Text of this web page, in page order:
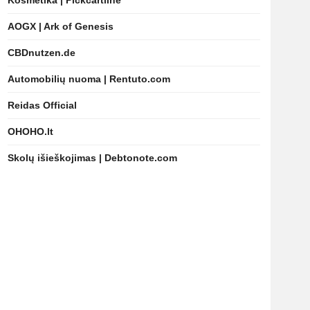
AOGX | Ark of Genesis
CBDnutzen.de
Automobilių nuoma | Rentuto.com
Reidas Official
OHOHO.lt
Skolų išieškojimas | Debtonote.com